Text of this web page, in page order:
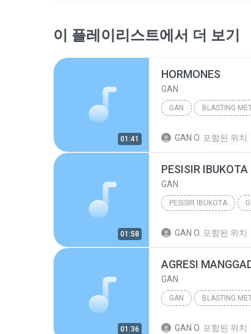
이 플레이리스트에서 더 보기
01:41
HORMONES
GAN
GAN BLASTING
GAN O. 포함된 위치
01:58
PESISIR IBUKOTA
GAN
PESISIR IBUKOTA
GAN O. 포함된 위치
01:36
AGRESI
GAN
GAN BLASTING
GAN O. 포함된 위치